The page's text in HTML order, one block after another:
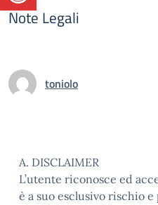
Note Legali
toniolo
A. DISCLAIMER
L’utente riconosce ed
è a suo esclusivo rischio